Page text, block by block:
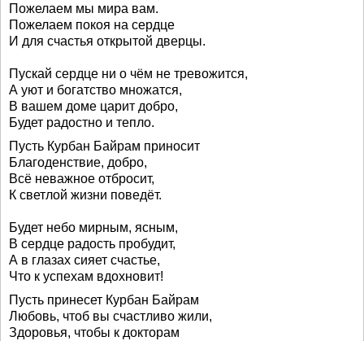
Пожелаем мы мира вам.
Пожелаем покоя на сердце
И для счастья открытой дверцы.
Пускай сердце ни о чём не тревожится,
А уют и богатство множатся,
В вашем доме царит добро,
Будет радостно и тепло.
Пусть Курбан Байрам приносит
Благоденствие, добро,
Всё неважное отбросит,
К светлой жизни поведёт.
Будет небо мирным, ясным,
В сердце радость пробудит,
А в глазах сияет счастье,
Что к успехам вдохновит!
Пусть принесет Курбан Байрам
Любовь, чтоб вы счастливо жили,
Здоровья, чтобы к докторам